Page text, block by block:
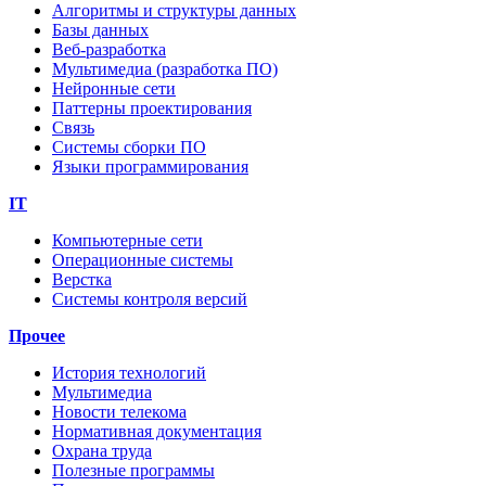
Алгоритмы и структуры данных
Базы данных
Веб-разработка
Мультимедиа (разработка ПО)
Нейронные сети
Паттерны проектирования
Связь
Системы сборки ПО
Языки программирования
IT
Компьютерные сети
Операционные системы
Верстка
Системы контроля версий
Прочее
История технологий
Мультимедиа
Новости телекома
Нормативная документация
Охрана труда
Полезные программы